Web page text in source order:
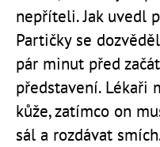
nepříteli. Jak uvedl
Partičky se
pár minut před
představení. Lékaři
kůže, zatímco on
sál a rozdávat